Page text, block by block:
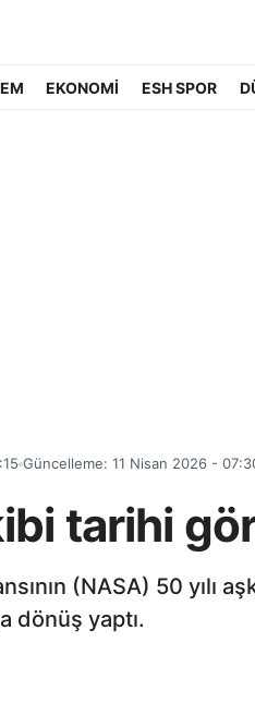
EKONOMİ ESH SPOR
Güncelleme: 11 Nisan 2026 -
tarihi
(NASA) 50 yılı
dönüş yaptı.